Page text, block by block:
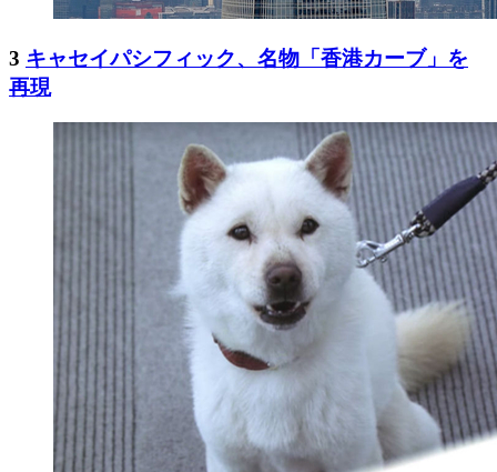
3 キャセイパシフィック、名物「香港カーブ」を
再現